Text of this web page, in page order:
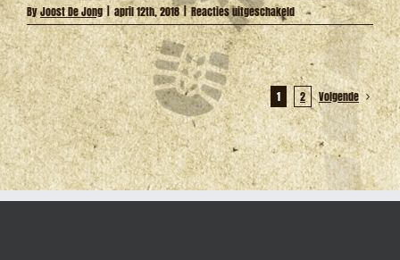
ByJoost De Jong april 12th, 2018 | Reacties uitgeschakeldvoor
Het
Smokkelspel
1 2 Volgende